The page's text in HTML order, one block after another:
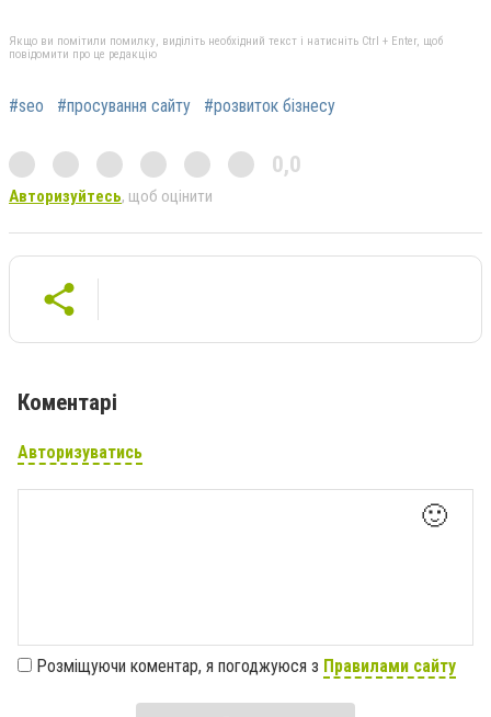
Якщо ви помітили помилку, виділіть необхідний текст і натисніть Ctrl + Enter, щоб
повідомити про це редакцію
#seo #просування сайту #розвиток бізнесу
0,0
Авторизуйтесь, щоб оцінити
Коментарі
Авторизуватись
🙂
Розміщуючи коментар, я погоджуюся з Правилами сайту